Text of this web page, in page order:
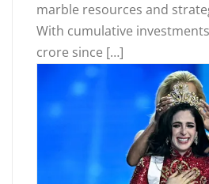
marble resources and
With cumulative
crore since […]